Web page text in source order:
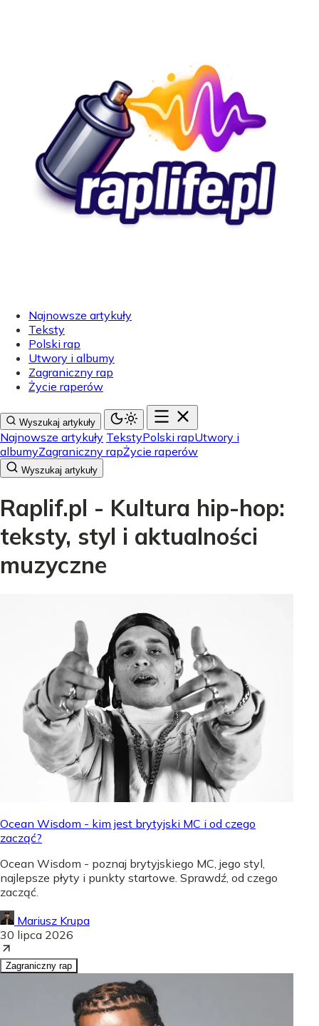
Najnowsze artykuły
Teksty
Polski rap
Utwory i albumy
Zagraniczny rap
Życie raperów
Wyszukaj artykuły
Najnowsze artykuły TekstyPolski rapUtwory i
albumyZagraniczny rapŻycie raperów
Wyszukaj artykuły
Raplif.pl - Kultura hip-hop:
teksty, styl i aktualności
muzyczne
Ocean Wisdom - kim jest brytyjski MC i od czego
zacząć?
Ocean Wisdom - poznaj brytyjskiego MC, jego styl,
najlepsze płyty i punkty startowe. Sprawdź, od czego
zacząć.
Mariusz Krupa
30 lipca 2026
Zagraniczny rap